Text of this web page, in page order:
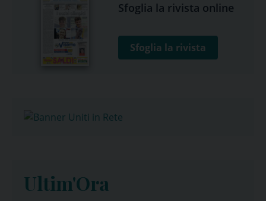
Sfoglia la rivista online
Sfoglia la rivista
Ultim'Ora